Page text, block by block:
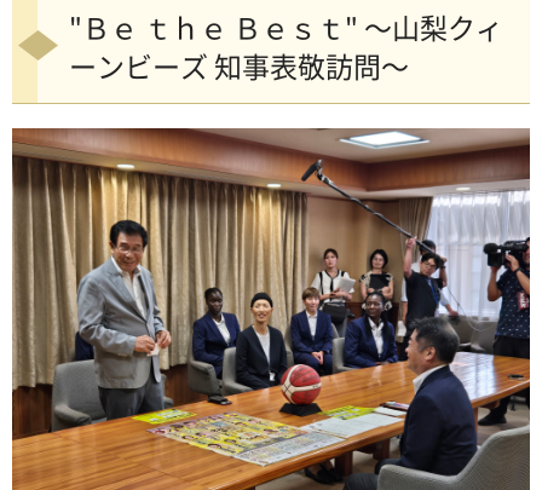
"Ｂｅ ｔｈｅ Ｂｅｓｔ" ～山梨クィ
ーンビーズ 知事表敬訪問～